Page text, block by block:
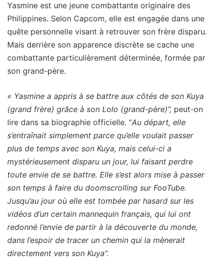
Yasmine est une jeune combattante originaire des
Philippines. Selon Capcom, elle est engagée dans une
quête personnelle visant à retrouver son frère disparu.
Mais derrière son apparence discrète se cache une
combattante particulièrement déterminée, formée par
son grand-père.
« Yasmine a appris à se battre aux côtés de son Kuya
(grand frère) grâce à son Lolo (grand-père)”, peut-on
lire dans sa biographie officielle. “Au départ, elle
s’entraînait simplement parce qu’elle voulait passer
plus de temps avec son Kuya, mais celui-ci a
mystérieusement disparu un jour, lui faisant perdre
toute envie de se battre. Elle s’est alors mise à passer
son temps à faire du doomscrolling sur FooTube.
Jusqu’au jour où elle est tombée par hasard sur les
vidéos d’un certain mannequin français, qui lui ont
redonné l’envie de partir à la découverte du monde,
dans l’espoir de tracer un chemin qui la mènerait
directement vers son Kuya”.